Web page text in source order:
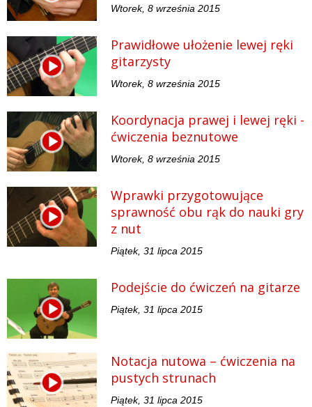
Wtorek, 8 września 2015
Prawidłowe ułożenie lewej ręki
gitarzysty
Wtorek, 8 września 2015
Koordynacja prawej i lewej ręki -
ćwiczenia beznutowe
Wtorek, 8 września 2015
Wprawki przygotowujące
sprawność obu rąk do nauki gry
z nut
Piątek, 31 lipca 2015
Podejście do ćwiczeń na gitarze
Piątek, 31 lipca 2015
Notacja nutowa – ćwiczenia na
pustych strunach
Piątek, 31 lipca 2015